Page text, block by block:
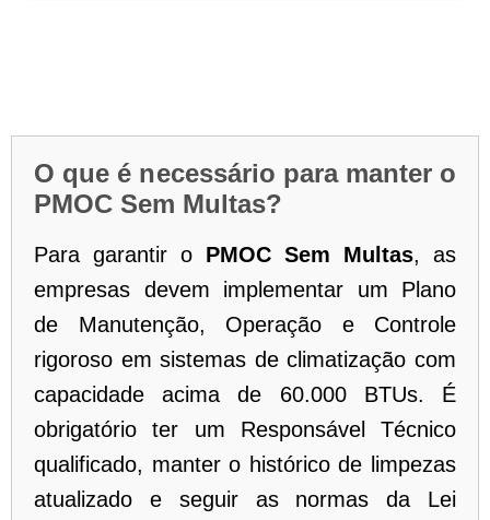
O que é necessário para manter o
PMOC Sem Multas?
Para garantir o PMOC Sem Multas, as
empresas devem implementar um Plano
de Manutenção, Operação e Controle
rigoroso em sistemas de climatização com
capacidade acima de 60.000 BTUs. É
obrigatório ter um Responsável Técnico
qualificado, manter o histórico de limpezas
atualizado e seguir as normas da Lei